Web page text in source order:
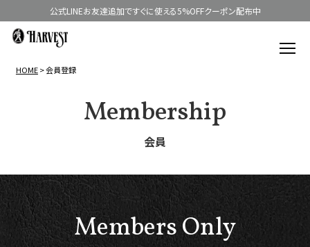
公式LINEお友達追加ですぐに使える5%OFFクーポン配布中
HOME 会員登録
Membership
会員
Members Only